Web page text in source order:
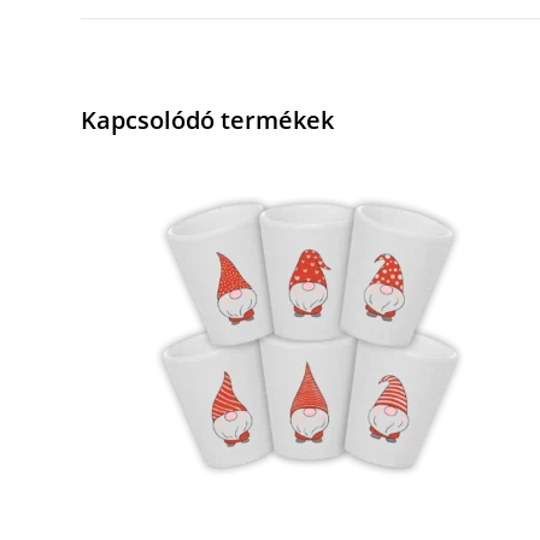
Kapcsolódó termékek